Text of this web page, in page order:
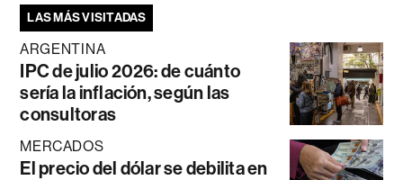
LAS MÁS VISITADAS
ARGENTINA
IPC de julio 2026: de cuánto
sería la inflación, según las
consultoras
MERCADOS
El precio del dólar se debilita en